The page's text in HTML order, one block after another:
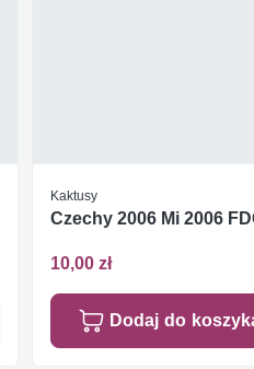
Kaktusy
Czechy 2006 Mi 2006
10,00 zł
Dodaj do